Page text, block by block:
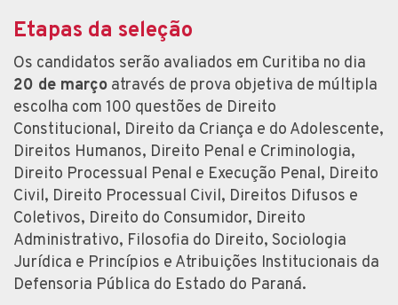
Etapas da seleção
Os candidatos serão avaliados em Curitiba no dia
20 de março através de prova objetiva de múltipla
escolha com 100 questões de Direito
Constitucional, Direito da Criança e do Adolescente,
Direitos Humanos, Direito Penal e Criminologia,
Direito Processual Penal e Execução Penal, Direito
Civil, Direito Processual Civil, Direitos Difusos e
Coletivos, Direito do Consumidor, Direito
Administrativo, Filosofia do Direito, Sociologia
Jurídica e Princípios e Atribuições Institucionais da
Defensoria Pública do Estado do Paraná.